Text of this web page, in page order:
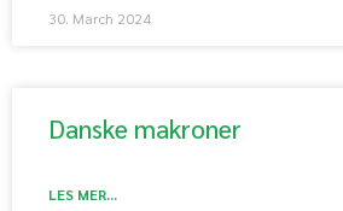
30. March 2024
Danske makroner
LES MER...